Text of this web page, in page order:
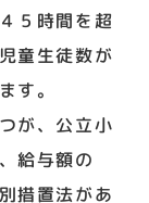
５時間を超
童生徒数が
す。
が、公立小
給与額の
措置法があ